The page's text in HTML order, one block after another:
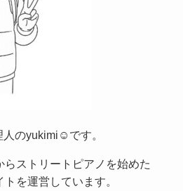
のyukimi☺です。
らストリートピアノを始めた
を運営しています。